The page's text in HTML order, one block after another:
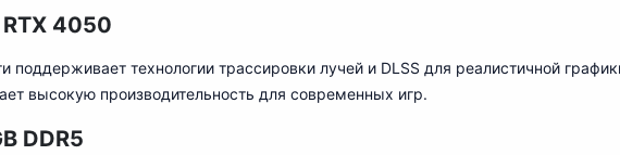
4050
поддерживает технологии трассировки лучей и DLSS для реалистичной
высокую производительность для современных игр.
DDR5